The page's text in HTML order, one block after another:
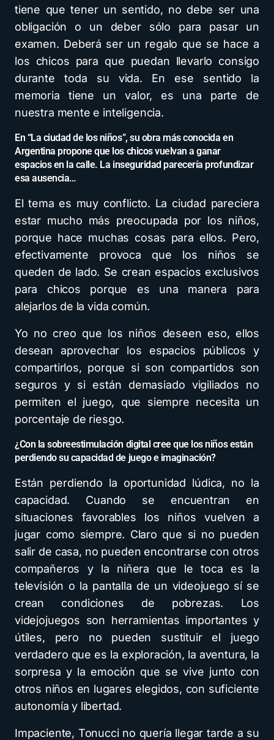
tiene que tener un sentido, no debe ser una
obligación o un deber sólo para pasar un
examen. Deberá ser un regalo que se hace a
los chicos para que puedan llevarlo consigo
durante toda su vida. En ese sentido la
memoria tiene un valor, es una parte de
nuestra mente e inteligencia.
En “La ciudad de los niños”, su obra más conocida en
Argentina propone que los chicos vuelvan a ganar
espacios en la calle. La inseguridad parecería profundizar
esa ausencia…
El tema es muy conflicto. La ciudad pareciera
estar mucho más preocupada por los niños,
porque hace muchas cosas para ellos. Pero,
efectivamente provoca que los niños se
queden de lado. Se crean espacios exclusivos
para chicos porque es una manera para
alejarlos de la vida común.
Yo no creo que los niños deseen eso, ellos
desean aprovechar los espacios públicos y
compartirlos, porque si son compartidos son
seguros y si están demasiado vigiliados no
permiten el juego, que siempre necesita un
porcentaje de riesgo.
¿Con la sobreestimulación digital cree que los niños están
perdiendo su capacidad de juego e imaginación?
Están perdiendo la oportunidad lúdica, no la
capacidad. Cuando se encuentran en
situaciones favorables los niños vuelven a
jugar como siempre. Claro que si no pueden
salir de casa, no pueden encontrarse con otros
compañeros y la niñera que le toca es la
televisión o la pantalla de un videojuego sí se
crean condiciones de pobrezas. Los
videjojuegos son herramientas importantes y
útiles, pero no pueden sustituir el juego
verdadero que es la exploración, la aventura, la
sorpresa y la emoción que se vive junto con
otros niños en lugares elegidos, con suficiente
autonomía y libertad.
Impaciente, Tonucci no quería llegar tarde a su